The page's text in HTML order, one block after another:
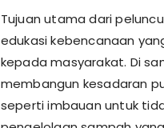
​Tujuan utama dari
edukasi kebencanaan
kepada masyarakat. Di
membangun kesadaran
seperti imbauan untuk